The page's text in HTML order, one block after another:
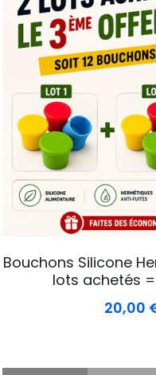
Bouchons Silicone
lots achetés =
20,00